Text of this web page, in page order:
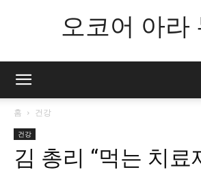
오코어 아라
홈 건강
건강
김 총리 “먹는 치료